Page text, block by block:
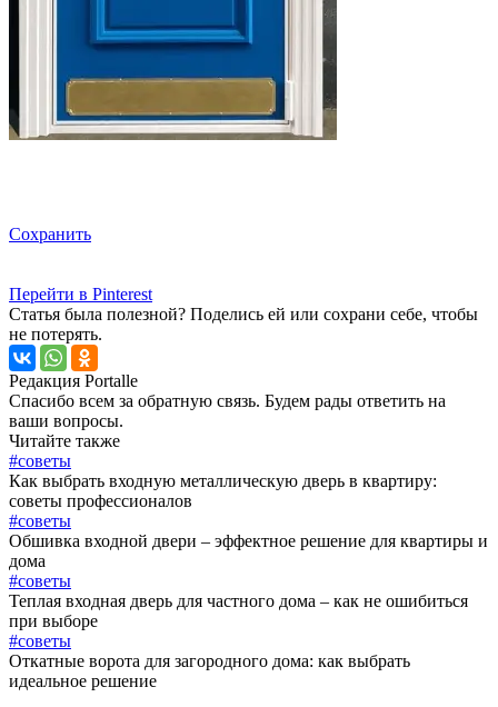
Сохранить
Перейти в Pinterest
Статья была полезной? Поделись ей или сохрани себе, чтобы
не потерять.
Редакция Portalle
Спасибо всем за обратную связь. Будем рады ответить на
ваши вопросы.
Читайте также
#советы
Как выбрать входную металлическую дверь в квартиру:
советы профессионалов
#советы
Обшивка входной двери – эффектное решение для квартиры и
дома
#советы
Теплая входная дверь для частного дома – как не ошибиться
при выборе
#советы
Откатные ворота для загородного дома: как выбрать
идеальное решение